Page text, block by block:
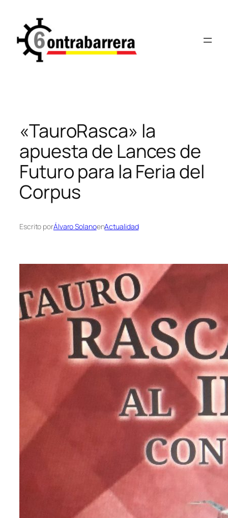
contenido
«TauroRasca» la
apuesta de Lances de
Futuro para la Feria del
Corpus
Escrito porÁlvaro SolanoenActualidad